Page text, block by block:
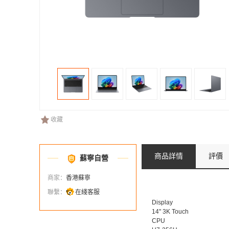
收藏
蘇寧自營
商家： 香港蘇寧
聯繫：
在綫客服
商品詳情 評價
Display
14" 3K Touch
CPU